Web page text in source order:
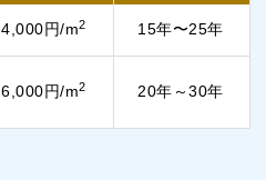
4,000円/m2 15年〜25年
6,000円/m2 20年～30年